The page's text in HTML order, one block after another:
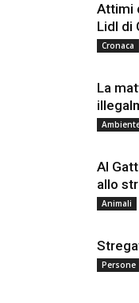
Attimi
Lidl di
Cronaca
La
Al
allo
Animali
Persone